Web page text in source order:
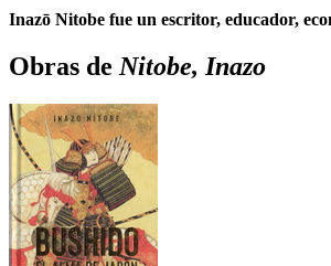
Inazō Nitobe fue un escritor, educador,
Obras deNitobe, Inazo